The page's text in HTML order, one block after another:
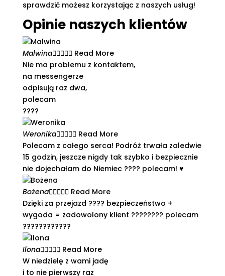
sprawdzić możesz korzystając z naszych usług!
Opinie naszych klientów
Malwina Read More
Nie ma problemu z kontaktem,
na messengerze
odpisują raz dwa,
polecam
????
Weronika Read More
Polecam z całego serca! Podróż trwała zaledwie
15 godzin, jeszcze nigdy tak szybko i bezpiecznie
nie dojechałam do Niemiec ???? polecam! ♥️
Bożena Read More
Dzięki za przejazd ???? bezpieczeństwo +
wygoda = zadowolony klient ???????? polecam
????????????
Ilona Read More
W niedzielę z wami jadę
i to nie pierwszy raz